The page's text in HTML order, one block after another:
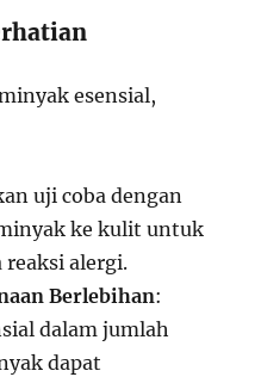
esensial,
uji coba dengan
ke kulit untuk
alergi.
Berlebihan:
dalam jumlah
dapat